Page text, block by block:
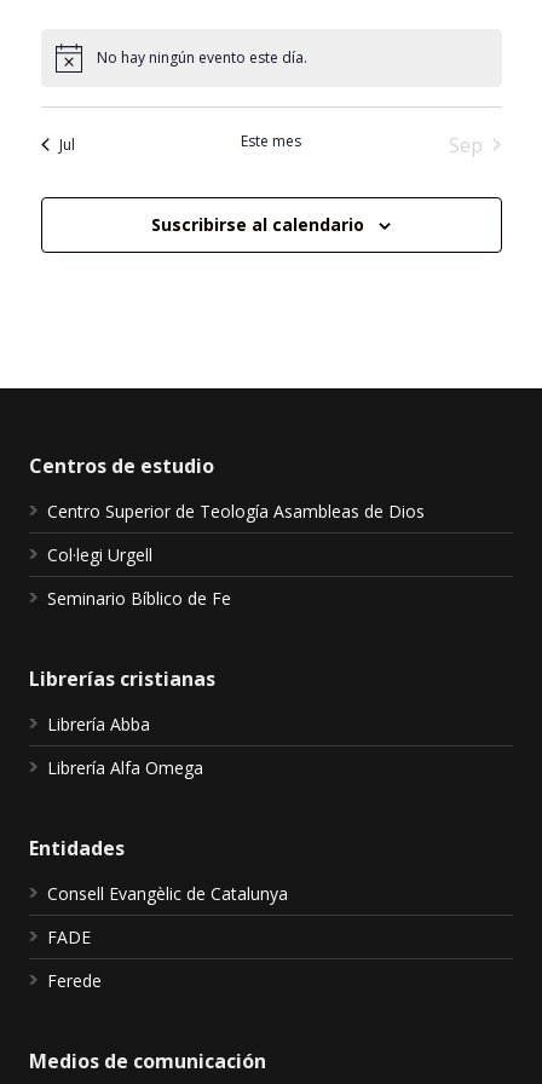
No hay ningún evento este día.
Jul Este mes Sep
Suscribirse al calendario
Centros de estudio
Centro Superior de Teología Asambleas de Dios
Col·legi Urgell
Seminario Bíblico de Fe
Librerías cristianas
Librería Abba
Librería Alfa Omega
Entidades
Consell Evangèlic de Catalunya
FADE
Ferede
Medios de comunicación